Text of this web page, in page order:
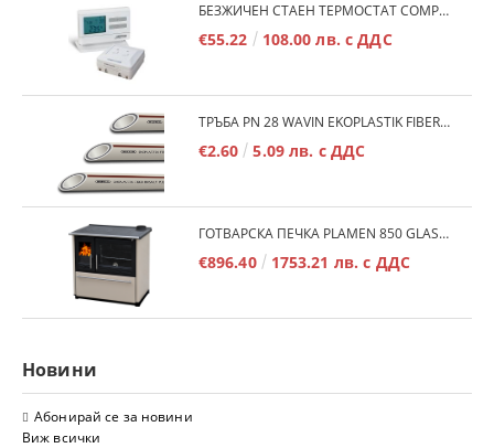
БЕЗЖИЧЕН СТАЕН ТЕРМОСТАТ COMPUTHERM Q7RF
€55.22 108.00 лв. с ДДС
ТРЪБА PN 28 WAVIN EKOPLASTIK FIBER BASALT PLUS - 3М/БР.
€2.60 5.09 лв. с ДДС
ГОТВАРСКА ПЕЧКА PLAMEN 850 GLAS 11KW
€896.40 1753.21 лв. с ДДС
Новини
Абонирай се за новини
Виж всички